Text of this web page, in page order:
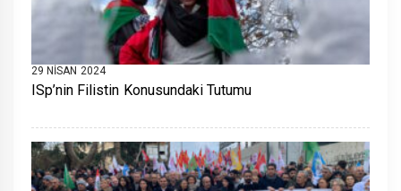
29 NISAN 2024
ISp’nin Filistin Konusundaki Tutumu